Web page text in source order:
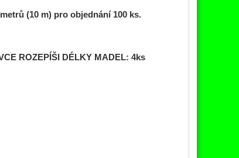
(10 m) pro objednání 100 ks.
ROZEPÍŠI DÉLKY MADEL: 4ks